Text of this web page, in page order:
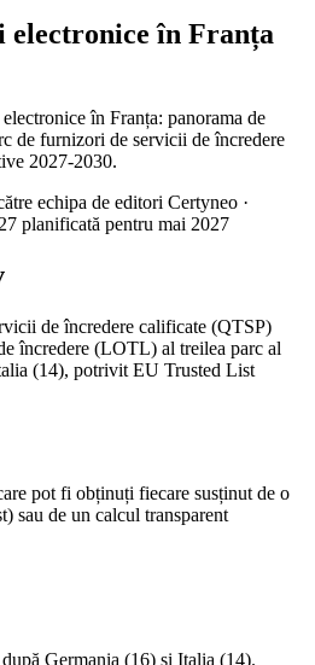
electronice în Franța
în Franța: panorama de
de furnizori de servicii de încredere
2027-2030.
echipa de editori Certyneo ·
planificată pentru mai 2027
de încredere calificate (QTSP)
încredere (LOTL) al treilea parc al
(14), potrivit EU Trusted List
pot fi obținuți fiecare susținut de o
sau de un calcul transparent
Germania (16) și Italia (14).